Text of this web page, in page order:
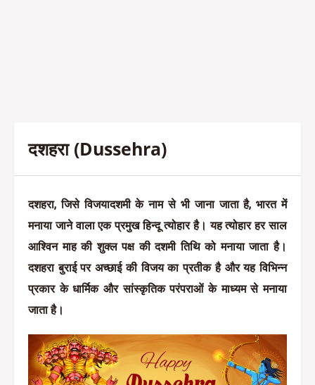
दशहरा (Dussehra)
दशहरा, जिसे विजयादशमी के नाम से भी जाना जाता है, भारत में
मनाया जाने वाला एक प्रमुख हिन्दू त्योहार है। यह त्योहार हर साल
आश्विन माह की शुक्ल पक्ष की दशमी तिथि को मनाया जाता है।
दशहरा बुराई पर अच्छाई की विजय का प्रतीक है और यह विभिन्न
प्रकार के धार्मिक और सांस्कृतिक परंपराओं के माध्यम से मनाया
जाता है।